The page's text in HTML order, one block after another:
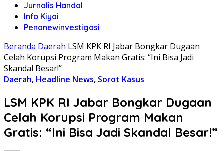
Jurnalis Handal
Info Kiyai
Penanewinvestigasi
Beranda Daerah LSM KPK RI Jabar Bongkar Dugaan
Celah Korupsi Program Makan Gratis: “Ini Bisa Jadi
Skandal Besar!”
Daerah, Headline News, Sorot Kasus
LSM KPK RI Jabar Bongkar Dugaan
Celah Korupsi Program Makan
Gratis: “Ini Bisa Jadi Skandal Besar!”